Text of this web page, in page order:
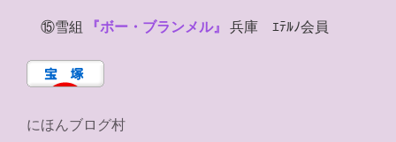
⑮雪組 『ボー・ブランメル』 兵庫 ｴﾃﾙﾉ会員
にほんブログ村